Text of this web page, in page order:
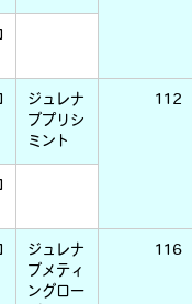
ジュレナ
ブプリシ
ミント
112
ジュレナ
ブメティ
ングロー
116